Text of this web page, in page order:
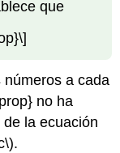
que
números a cada
no ha
la ecuación
.